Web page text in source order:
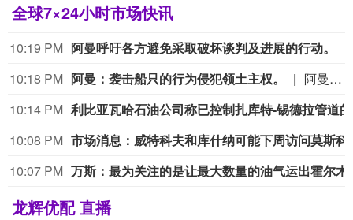
全球7×24小时市场快讯
10:19 PM 阿曼呼吁各方避免采取破坏谈判及进展的行动。
10:18 PM 阿曼：袭击船只的行为侵犯领土主权。
阿曼：袭击船只的行为侵犯领土主权。
10:14 PM
10:08 PM
10:07 PM
龙辉优配 直播